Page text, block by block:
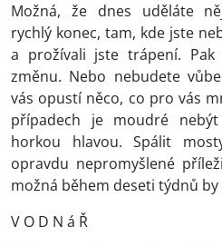
Možná, že dnes uděláte
rychlý konec, tam, kde jste
a prožívali jste trápení.
změnu. Nebo nebudete
vás opustí něco, co pro vás
případech je moudré
horkou hlavou. Spálit
opravdu nepromyšlené
možná během deseti týdnů
V O D N á Ř